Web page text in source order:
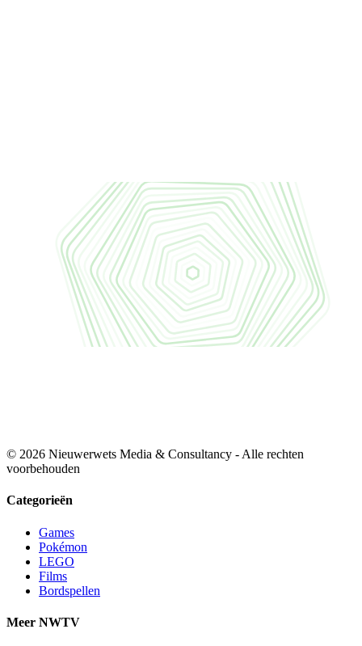
© 2026 Nieuwerwets Media & Consultancy - Alle rechten
voorbehouden
Categorieën
Games
Pokémon
LEGO
Films
Bordspellen
Meer NWTV